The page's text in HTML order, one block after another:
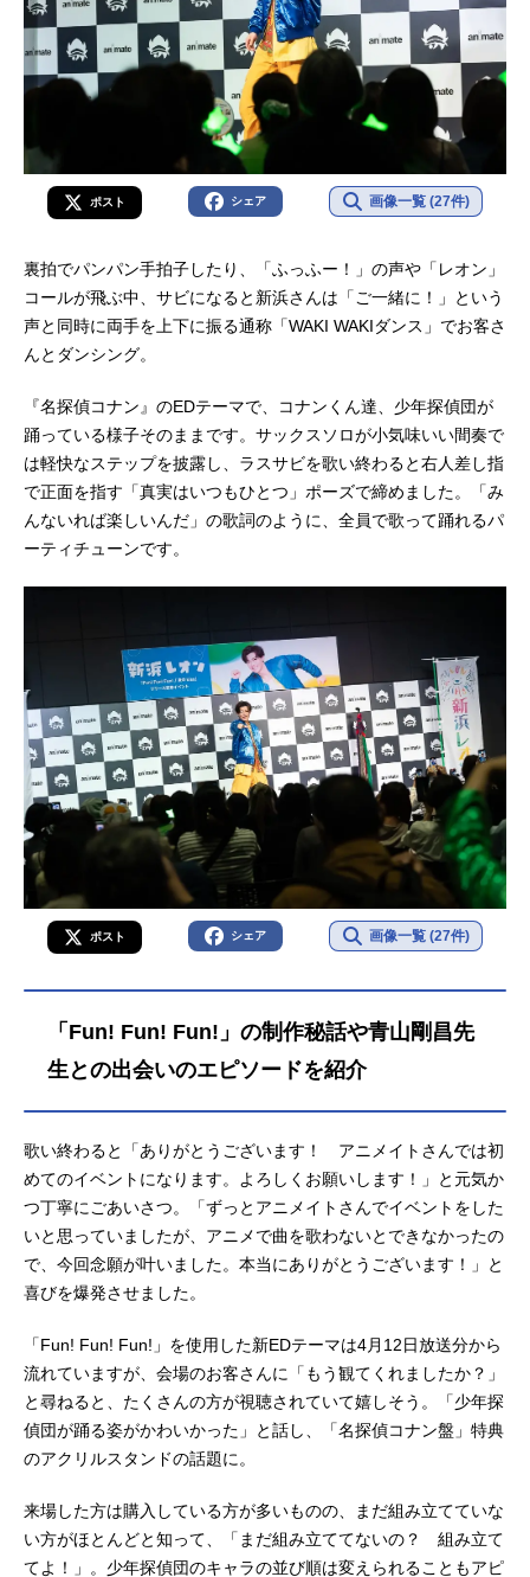
ポスト シェア 画像一覧 (27件)
裏拍でパンパン手拍子したり、「ふっふー！」の声や「レオン」
コールが飛ぶ中、サビになると新浜さんは「ご一緒に！」という
声と同時に両手を上下に振る通称「WAKI WAKIダンス」でお客さ
んとダンシング。
『名探偵コナン』のEDテーマで、コナンくん達、少年探偵団が
踊っている様子そのままです。サックスソロが小気味いい間奏で
は軽快なステップを披露し、ラスサビを歌い終わると右人差し指
で正面を指す「真実はいつもひとつ」ポーズで締めました。「み
んないれば楽しいんだ」の歌詞のように、全員で歌って踊れるパ
ーティチューンです。
ポスト シェア 画像一覧 (27件)
「Fun! Fun! Fun!」の制作秘話や青山剛昌先
生との出会いのエピソードを紹介
歌い終わると「ありがとうございます！ アニメイトさんでは初
めてのイベントになります。よろしくお願いします！」と元気か
つ丁寧にごあいさつ。「ずっとアニメイトさんでイベントをした
いと思っていましたが、アニメで曲を歌わないとできなかったの
で、今回念願が叶いました。本当にありがとうございます！」と
喜びを爆発させました。
「Fun! Fun! Fun!」を使用した新EDテーマは4月12日放送分から
流れていますが、会場のお客さんに「もう観てくれましたか？」
と尋ねると、たくさんの方が視聴されていて嬉しそう。「少年探
偵団が踊る姿がかわいかった」と話し、「名探偵コナン盤」特典
のアクリルスタンドの話題に。
来場した方は購入している方が多いものの、まだ組み立てていな
い方がほとんどと知って、「まだ組み立ててないの？ 組み立て
てよ！」。少年探偵団のキャラの並び順は変えられることもアピ